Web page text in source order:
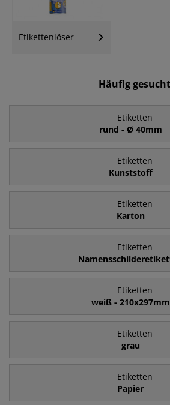
Etikettenlöser
Häufig gesucht
Etiketten
rund - Ø 40mm
Etiketten
Kunststoff
Etiketten
Karton
Etiketten
Etiketten
weiß - 210x297mm
Etiketten
grau
Etiketten
Papier